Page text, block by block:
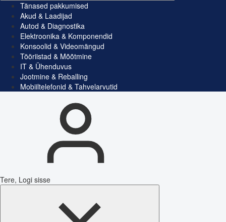
Tänased pakkumised
Akud & Laadijad
Autod & Diagnostika
Elektroonika & Komponendid
Konsoolid & Videomängud
Tööriistad & Mõõtmine
IT & Ühenduvus
Jootmine & Reballing
Mobiiltelefonid & Tahvelarvutid
Tere, Logi sisse